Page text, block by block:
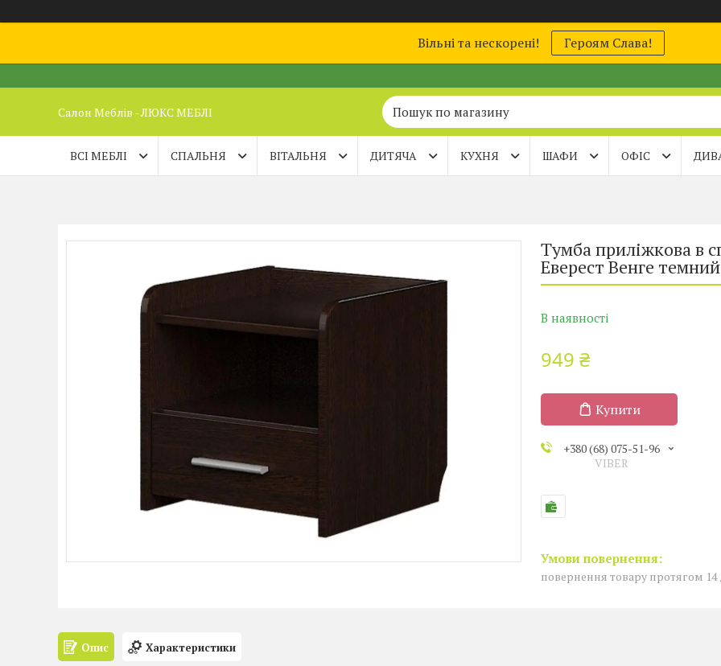
Вільні та нескорені! Героям Слава!
Салон Меблів - ЛЮКС МЕБЛІ
ВСІ МЕБЛІ СПАЛЬНЯ ВІТАЛЬНЯ ДИТЯЧА КУХНЯ ШАФИ ОФІС
Тумба приліжкова в
Еверест Венге темний
В наявності
949 ₴
Купити
+380 (68) 075-51-96
VIBER
повернення товару протягом 14
Опис Характеристики